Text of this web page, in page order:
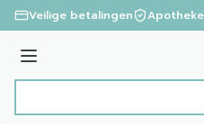
Ga naar de inhoud
Veilige betalingen
Menu